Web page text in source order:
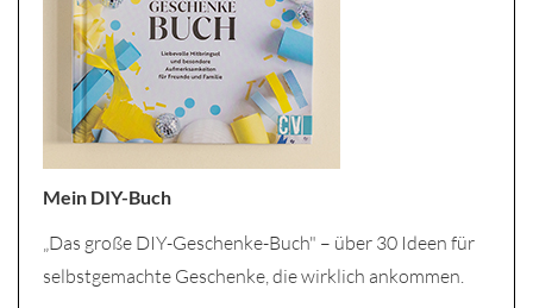
Mein DIY-Buch
„Das große DIY-Geschenke-Buch" – über 30 Ideen für
selbstgemachte Geschenke, die wirklich ankommen.